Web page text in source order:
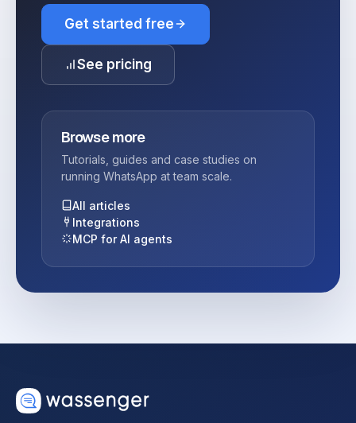
Get started free
See pricing
Browse more
Tutorials, guides and case studies on
running WhatsApp at team scale.
All articles
Integrations
MCP for AI agents